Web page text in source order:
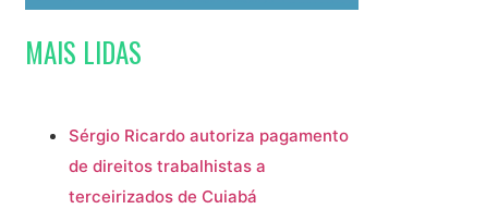
MAIS LIDAS
Sérgio Ricardo autoriza pagamento
de direitos trabalhistas a
terceirizados de Cuiabá